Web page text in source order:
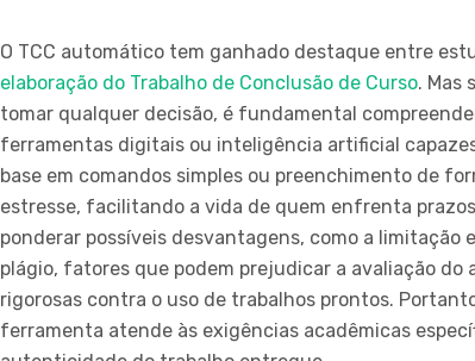
O TCC automático tem ganhado destaque entre
elaboração do Trabalho de Conclusão de Curso. Mas
tomar qualquer decisão, é fundamental
ferramentas digitais ou inteligência artificial
base em comandos simples ou preenchimento de
estresse, facilitando a vida de quem enfrenta
ponderar possíveis desvantagens, como a
plágio, fatores que podem prejudicar a avaliação
rigorosas contra o uso de trabalhos prontos.
ferramenta atende às exigências acadêmicas